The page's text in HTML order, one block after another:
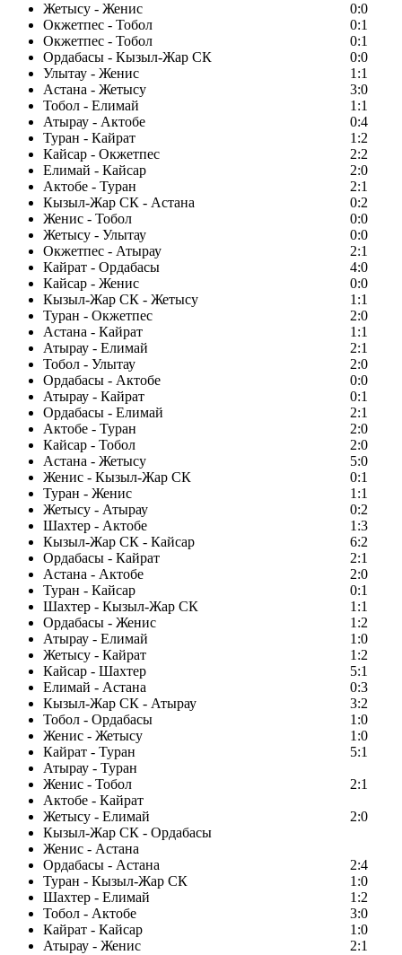
Жетысу - Женис
0:0
Окжетпес - Тобол
0:1
Окжетпес - Тобол
0:1
Ордабасы - Кызыл-Жар СК
0:0
Улытау - Женис
1:1
Астана - Жетысу
3:0
Тобол - Елимай
1:1
Атырау - Актобе
0:4
Туран - Кайрат
1:2
Кайсар - Окжетпес
2:2
Елимай - Кайсар
2:0
Актобе - Туран
2:1
Кызыл-Жар СК - Астана
0:2
Женис - Тобол
0:0
Жетысу - Улытау
0:0
Окжетпес - Атырау
2:1
Кайрат - Ордабасы
4:0
Кайсар - Женис
0:0
Кызыл-Жар СК - Жетысу
1:1
Туран - Окжетпес
2:0
Астана - Кайрат
1:1
Атырау - Елимай
2:1
Тобол - Улытау
2:0
Ордабасы - Актобе
0:0
Атырау - Кайрат
0:1
Ордабасы - Елимай
2:1
Актобе - Туран
2:0
Кайсар - Тобол
2:0
Астана - Жетысу
5:0
Женис - Кызыл-Жар СК
0:1
Туран - Женис
1:1
Жетысу - Атырау
0:2
Шахтер - Актобе
1:3
Кызыл-Жар СК - Кайсар
6:2
Ордабасы - Кайрат
2:1
Астана - Актобе
2:0
Туран - Кайсар
0:1
Шахтер - Кызыл-Жар СК
1:1
Ордабасы - Женис
1:2
Атырау - Елимай
1:0
Жетысу - Кайрат
1:2
Кайсар - Шахтер
5:1
Елимай - Астана
0:3
Кызыл-Жар СК - Атырау
3:2
Тобол - Ордабасы
1:0
Женис - Жетысу
1:0
Кайрат - Туран
5:1
Атырау - Туран
Женис - Тобол
2:1
Актобе - Кайрат
Жетысу - Елимай
2:0
Кызыл-Жар СК - Ордабасы
Женис - Астана
Ордабасы - Астана
2:4
Туран - Кызыл-Жар СК
1:0
Шахтер - Елимай
1:2
Тобол - Актобе
3:0
Кайрат - Кайсар
1:0
Атырау - Женис
2:1